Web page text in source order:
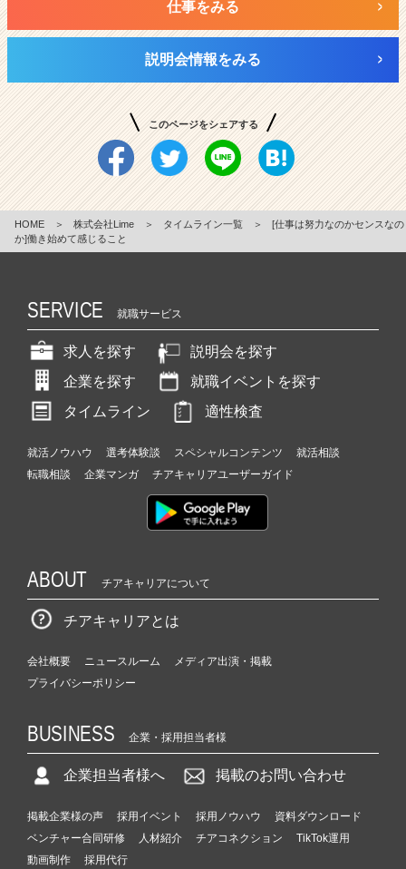
仕事をみる
説明会情報をみる
このページをシェアする
HOME ＞ 株式会社Lime ＞ タイムライン一覧 ＞
[仕事は努力なのかセンスなの
か]働き始めて感じること
SERVICE 就職サービス
求人を探す
説明会を探す
企業を探す
就職イベントを探す
タイムライン
適性検査
就活ノウハウ 選考体験談 スペシャルコンテンツ
就活相談
転職相談
企業マンガ チアキャリアユーザーガイド
ABOUT チアキャリアについて
チアキャリアとは
会社概要 ニュースルーム
メディア出演・掲載
プライバシーポリシー
BUSINESS 企業・採用担当者様
企業担当者様へ 掲載のお問い合わせ
掲載企業様の声 採用イベント 採用ノウハウ
資料ダウンロード
ベンチャー合同研修
人材紹介 チアコネクション
TikTok運用
動画制作
採用代行